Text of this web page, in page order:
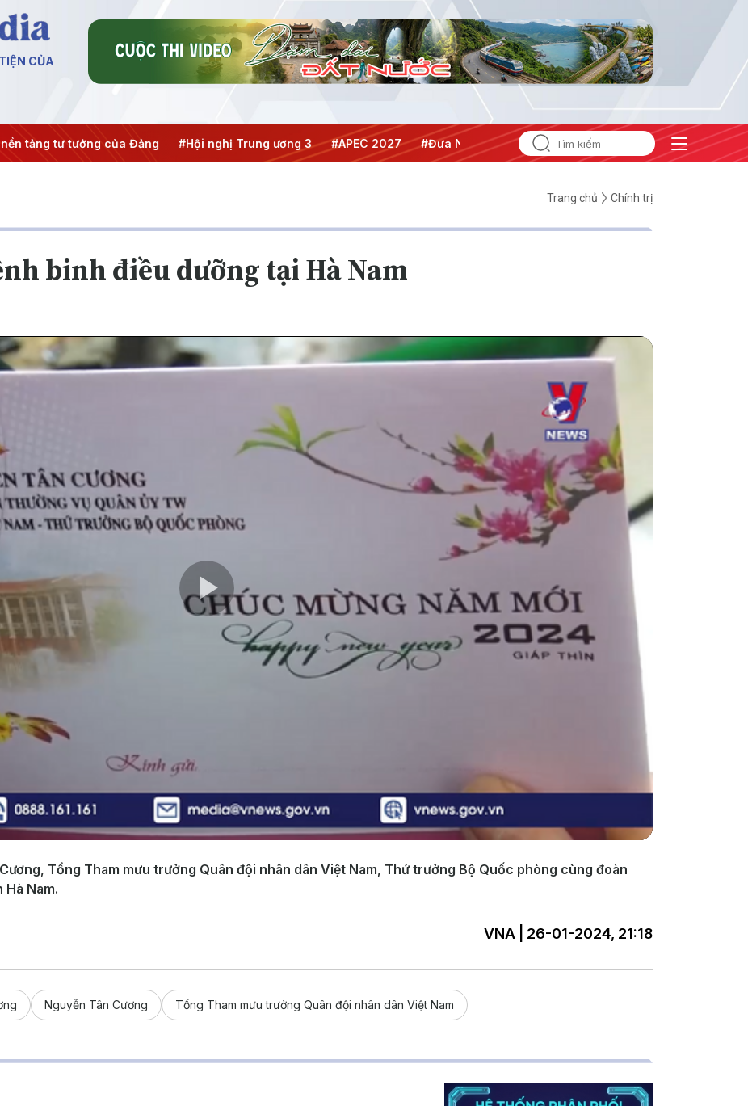
CỦA
của Đảng #Hội nghị Trung ương 3 #APEC 2027 #Đưa Nghị quyết thành hành động
Trang chủ Chính trị
binh điều dưỡng tại Hà Nam
Play
Video
Tổng Tham mưu trưởng Quân đội nhân dân Việt Nam, Thứ trưởng Bộ Quốc phòng cùng đoàn
Nam.
VNA | 26-01-2024, 21:18
Nguyễn Tân Cương Tổng Tham mưu trưởng Quân đội nhân dân Việt Nam